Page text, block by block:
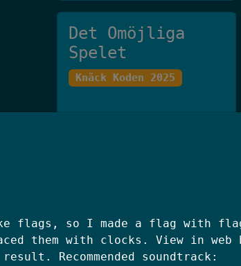
Det Omöjliga
Spelet
Knäck Koden 2025
flags, so I made a flag with
them with clocks. View in web
Recommended soundtrack: